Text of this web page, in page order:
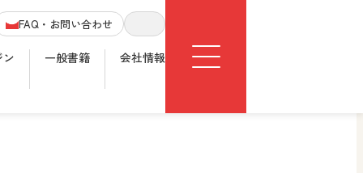
FAQ・お問い合わせ
サイト内検索
ン 一般書籍 会社情報